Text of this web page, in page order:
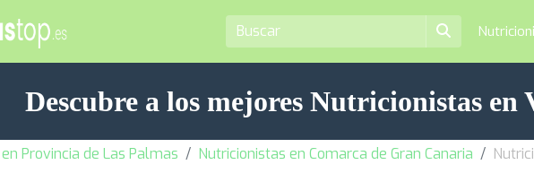
Descubre a los mejores Nutricionistas en
Provincia de Las Palmas Nutricionistas en Comarca de Gran Canaria